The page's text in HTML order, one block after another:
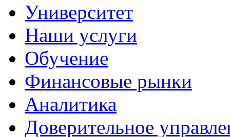
Университет
Наши услуги
Обучение
Финансовые рынки
Аналитика
Доверительное